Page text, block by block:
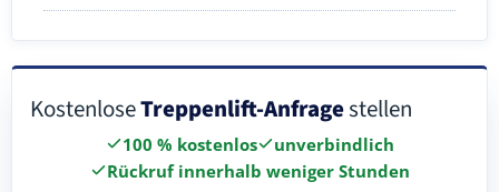
KostenloseTreppenlift-Anfragestellen
100 % kostenlos
unverbindlich
Rückruf innerhalb weniger Stunden